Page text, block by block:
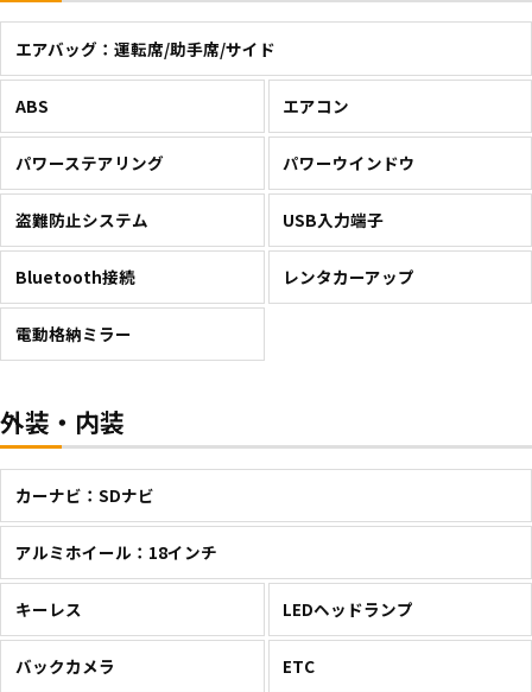
エアバッグ：運転席/助手席/サイド
ABS エアコン
パワーステアリング パワーウインドウ
盗難防止システム USB入力端子
Bluetooth接続 レンタカーアップ
電動格納ミラー
外装・内装
カーナビ：SDナビ
アルミホイール：18インチ
キーレス LEDヘッドランプ
バックカメラ ETC